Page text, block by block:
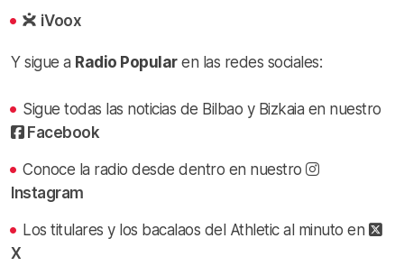
iVoox
Y sigue a Radio Popularen las redes sociales:
Sigue todas las noticias de Bilbao y Bizkaia en nuestro
Facebook
Conoce la radio desde dentro en nuestro
Instagram
Los titulares y los bacalaos del Athletic al minuto en
X